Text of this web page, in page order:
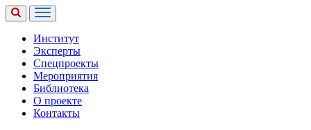
Институт
Эксперты
Спецпроекты
Мероприятия
Библиотека
О проекте
Контакты